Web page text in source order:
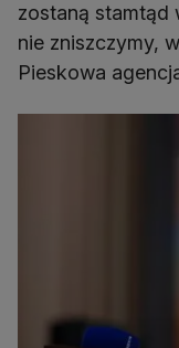
zostaną stamtąd
nie zniszczymy,
Pieskowa